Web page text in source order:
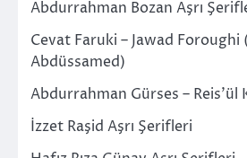
Abdurrahman Bozan Aşrı
Cevat Faruki – Jawad Foroughi
Abdüssamed)
Abdurrahman Gürses – Reis’ül
İzzet Raşid Aşrı Şerifleri